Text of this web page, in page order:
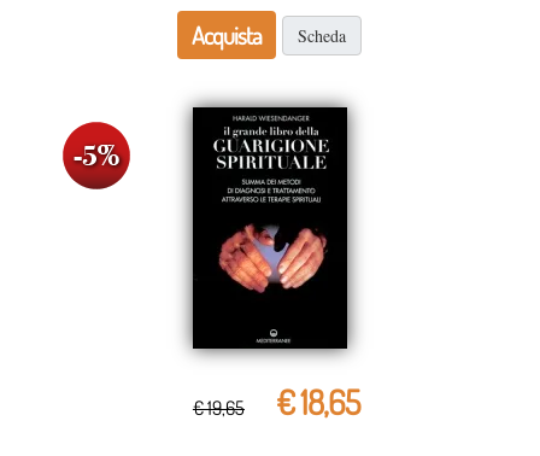
Acquista Scheda
€ 19,65 € 18,65